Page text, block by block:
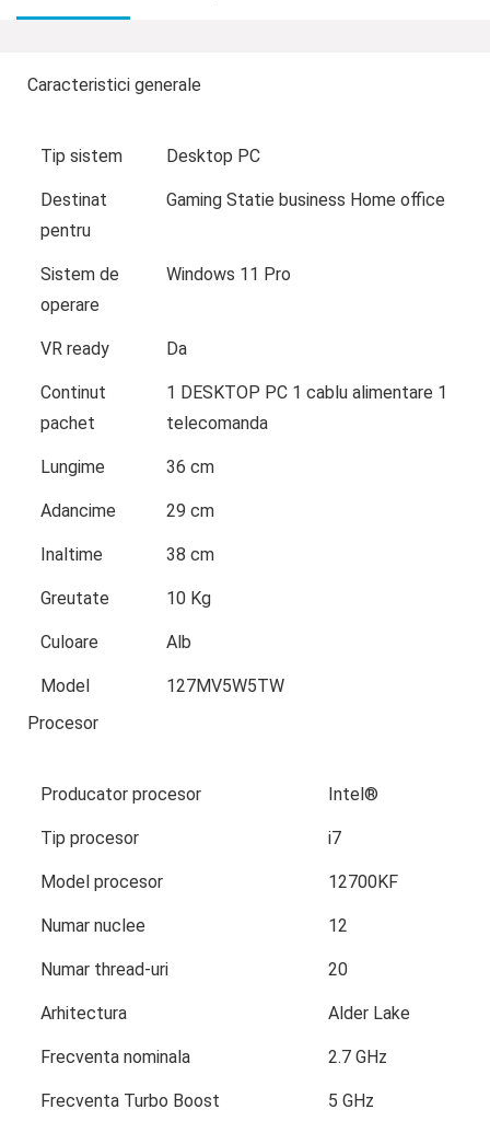
Caracteristici generale
Tip sistem Desktop PC
Destinat
pentru
Gaming Statie business Home office
Sistem de
operare
Windows 11 Pro
VR ready Da
Continut
pachet
1 DESKTOP PC 1 cablu alimentare 1
telecomanda
Lungime 36 cm
Adancime 29 cm
Inaltime 38 cm
Greutate 10 Kg
Culoare Alb
Model
127MV5W5TW
Procesor
Producator procesor Intel®
Tip procesor i7
Model procesor 12700KF
Numar nuclee 12
Numar thread-uri 20
Arhitectura Alder Lake
Frecventa nominala 2.7 GHz
Frecventa Turbo Boost 5 GHz